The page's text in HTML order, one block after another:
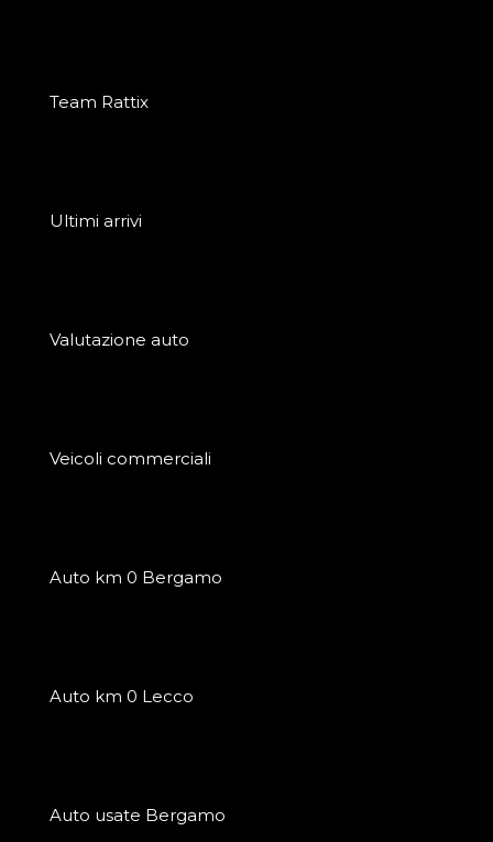
Team Rattix
Ultimi arrivi
Valutazione auto
Veicoli commerciali
Auto km 0 Bergamo
Auto km 0 Lecco
Auto usate Bergamo